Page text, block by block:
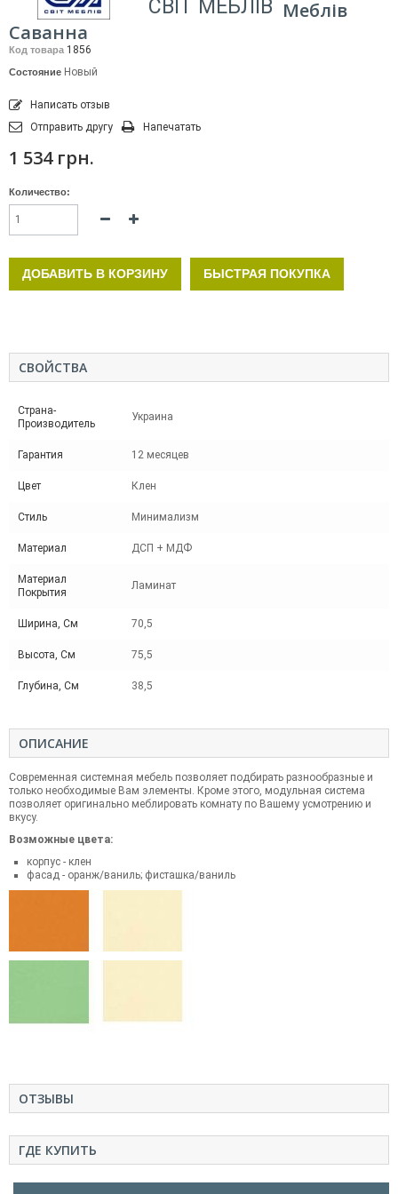
СВІТ МЕБЛІВ Меблів
Саванна
Код товара 1856
Состояние Новый
Написать отзыв
Отправить другу
Напечатать
1 534 грн.
Количество:
ДОБАВИТЬ В КОРЗИНУ БЫСТРАЯ ПОКУПКА
СВОЙСТВА
Страна-
Производитель
Украина
Гарантия 12 месяцев
Цвет Клен
Стиль Минимализм
Материал ДСП + МДФ
Материал
Покрытия
Ламинат
Ширина, См 70,5
Высота, См 75,5
Глубина, См 38,5
ОПИСАНИЕ
Современная системная мебель позволяет подбирать разнообразные и
только необходимые Вам элементы. Кроме этого, модульная система
позволяет оригинально меблировать комнату по Вашему усмотрению и
вкусу.
Возможные цвета:
корпус - клен
фасад - оранж/ваниль; фисташка/ваниль
ОТЗЫВЫ
ГДЕ КУПИТЬ